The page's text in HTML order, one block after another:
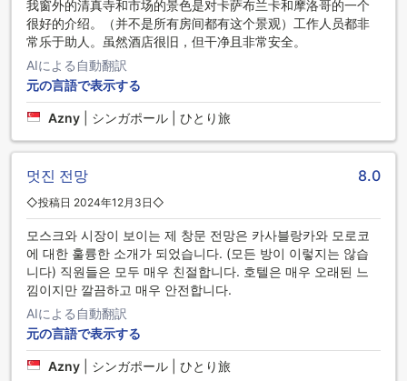
我窗外的清真寺和市场的景色是对卡萨布兰卡和摩洛哥的一个
很好的介绍。（并不是所有房间都有这个景观）工作人员都非
常乐于助人。虽然酒店很旧，但干净且非常安全。
AIによる自動翻訳
元の言語で表示する
Azny シンガポール | ひとり旅
멋진 전망 8.0
◇投稿日 2024年12月3日◇
모스크와 시장이 보이는 제 창문 전망은 카사블랑카와 모로코
에 대한 훌륭한 소개가 되었습니다. (모든 방이 이렇지는 않습
니다) 직원들은 모두 매우 친절합니다. 호텔은 매우 오래된 느
낌이지만 깔끔하고 매우 안전합니다.
AIによる自動翻訳
元の言語で表示する
Azny シンガポール | ひとり旅